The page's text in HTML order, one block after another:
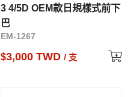
3 4/5D OEM款日規樣式前下
巴
EM-1267
$3,000 TWD/ 支